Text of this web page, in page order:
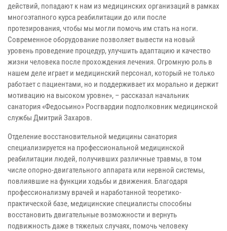
действий, попадают к нам из медицинских организаций в рамках
многоэтапного курса реабилитации до или после
протезирования, чтобы мы могли помочь им стать на ноги.
Современное оборудование позволяет вывести на новый
уровень проведение процедур, улучшить адаптацию и качество
жизни человека после прохождения лечения. Огромную роль в
нашем деле играет и медицинский персонал, который не только
работает с пациентами, но и поддерживает их морально и держит
мотивацию на высоком уровне», – рассказал начальник
санатория «Федосьино» Росгвардии подполковник медицинской
службы Дмитрий Захаров.
Отделение восстановительной медицины санатория
специализируется на профессиональной медицинской
реабилитации людей, получивших различные травмы, в том
числе опорно-двигательного аппарата или нервной системы,
повлиявшие на функции ходьбы и движения. Благодаря
профессионализму врачей и наработанной теоретико-
практической базе, медицинские специалисты способны
восстановить двигательные возможности и вернуть
подвижность даже в тяжелых случаях, помочь человеку